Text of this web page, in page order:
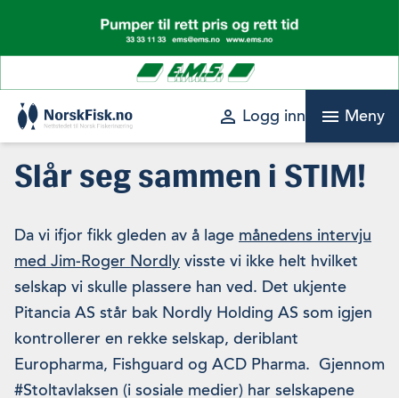
content
perm_identity Logg inn menu Meny
Slår seg sammen i STIM!
Da vi ifjor fikk gleden av å lage månedens intervju
med Jim-Roger Nordly visste vi ikke helt hvilket
selskap vi skulle plassere han ved. Det ukjente
Pitancia AS står bak Nordly Holding AS som igjen
kontrollerer en rekke selskap, deriblant
Europharma, Fishguard og ACD Pharma. Gjennom
#Stoltavlaksen (i sosiale medier) har selskapene